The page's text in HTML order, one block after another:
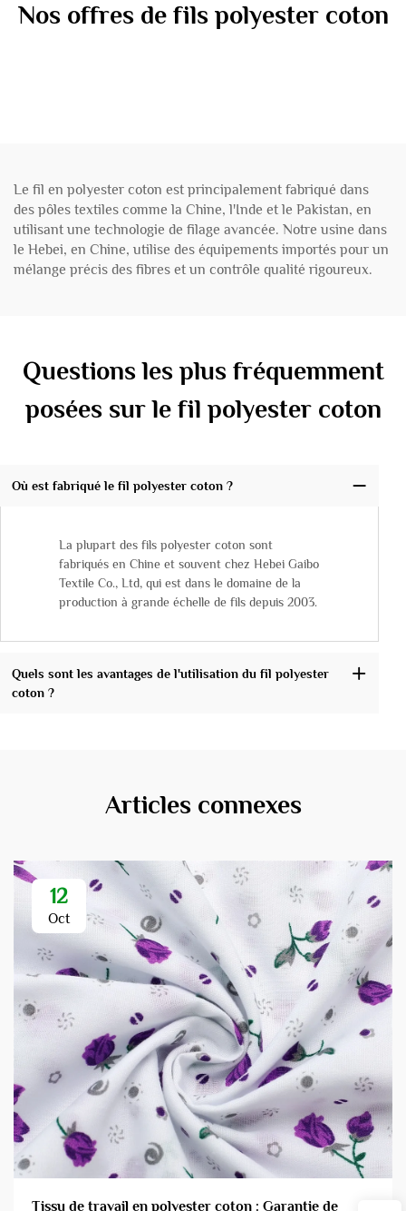
Nos offres de fils polyester coton
Le fil en polyester coton est principalement fabriqué dans
des pôles textiles comme la Chine, l'Inde et le Pakistan, en
utilisant une technologie de filage avancée. Notre usine dans
le Hebei, en Chine, utilise des équipements importés pour un
mélange précis des fibres et un contrôle qualité rigoureux.
Questions les plus fréquemment
posées sur le fil polyester coton
Où est fabriqué le fil polyester coton ?
La plupart des fils polyester coton sont
fabriqués en Chine et souvent chez Hebei Gaibo
Textile Co., Ltd, qui est dans le domaine de la
production à grande échelle de fils depuis 2003.
Quels sont les avantages de l'utilisation du fil polyester
coton ?
Articles connexes
12
Oct
Tissu de travail en polyester coton : Garantie de